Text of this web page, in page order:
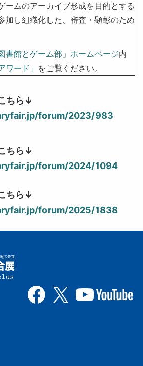
ームのアーカイブ形成を目的とする
加し組織化した、審査・顕彰のため
書館とゲーム部」ホームページ内
ワード」 をご覧ください。
ちら↓
forum/2023/983
ちら↓
forum/2024/1094
ちら↓
forum/2025/1838